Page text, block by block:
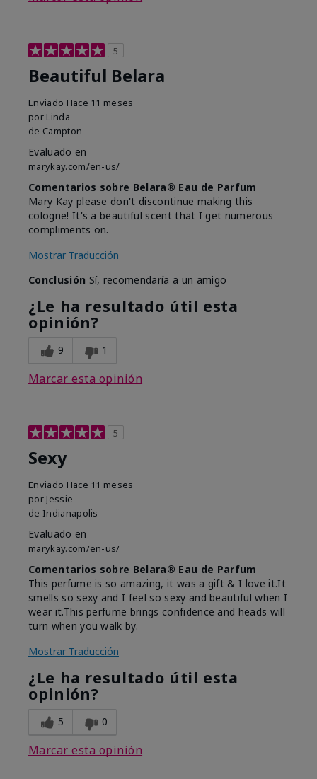
5
Beautiful Belara
Enviado Hace 11 meses
por Linda
de Campton
Evaluado en
marykay.com/en-us/
Comentarios sobre Belara® Eau de Parfum
Mary Kay please don't discontinue making this
cologne! It's a beautiful scent that I get numerous
compliments on.
Mostrar Traducción
Conclusión Sí, recomendaría a un amigo
¿Le ha resultado útil esta
opinión?
9 1
Marcar esta opinión
5
Sexy
Enviado Hace 11 meses
por Jessie
de Indianapolis
Evaluado en
marykay.com/en-us/
Comentarios sobre Belara® Eau de Parfum
This perfume is so amazing, it was a gift & I love it.It
smells so sexy and I feel so sexy and beautiful when I
wear it.This perfume brings confidence and heads will
turn when you walk by.
Mostrar Traducción
¿Le ha resultado útil esta
opinión?
5 0
Marcar esta opinión